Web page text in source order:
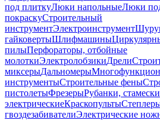
под плиткуЛюки напольныеЛюки
покраскуСтроительный
инструментЭлектроинструмент
гайковертыШлифмашины
пилыПерфораторы, отбойные
молоткиЭлектролобзикиДрели
миксерыДальномеры
инструментыСтроительные фены
пистолетыФрезерыРубанки, стамески
электрическиеКраскопульты
гвоздезабивателиЭлектрические